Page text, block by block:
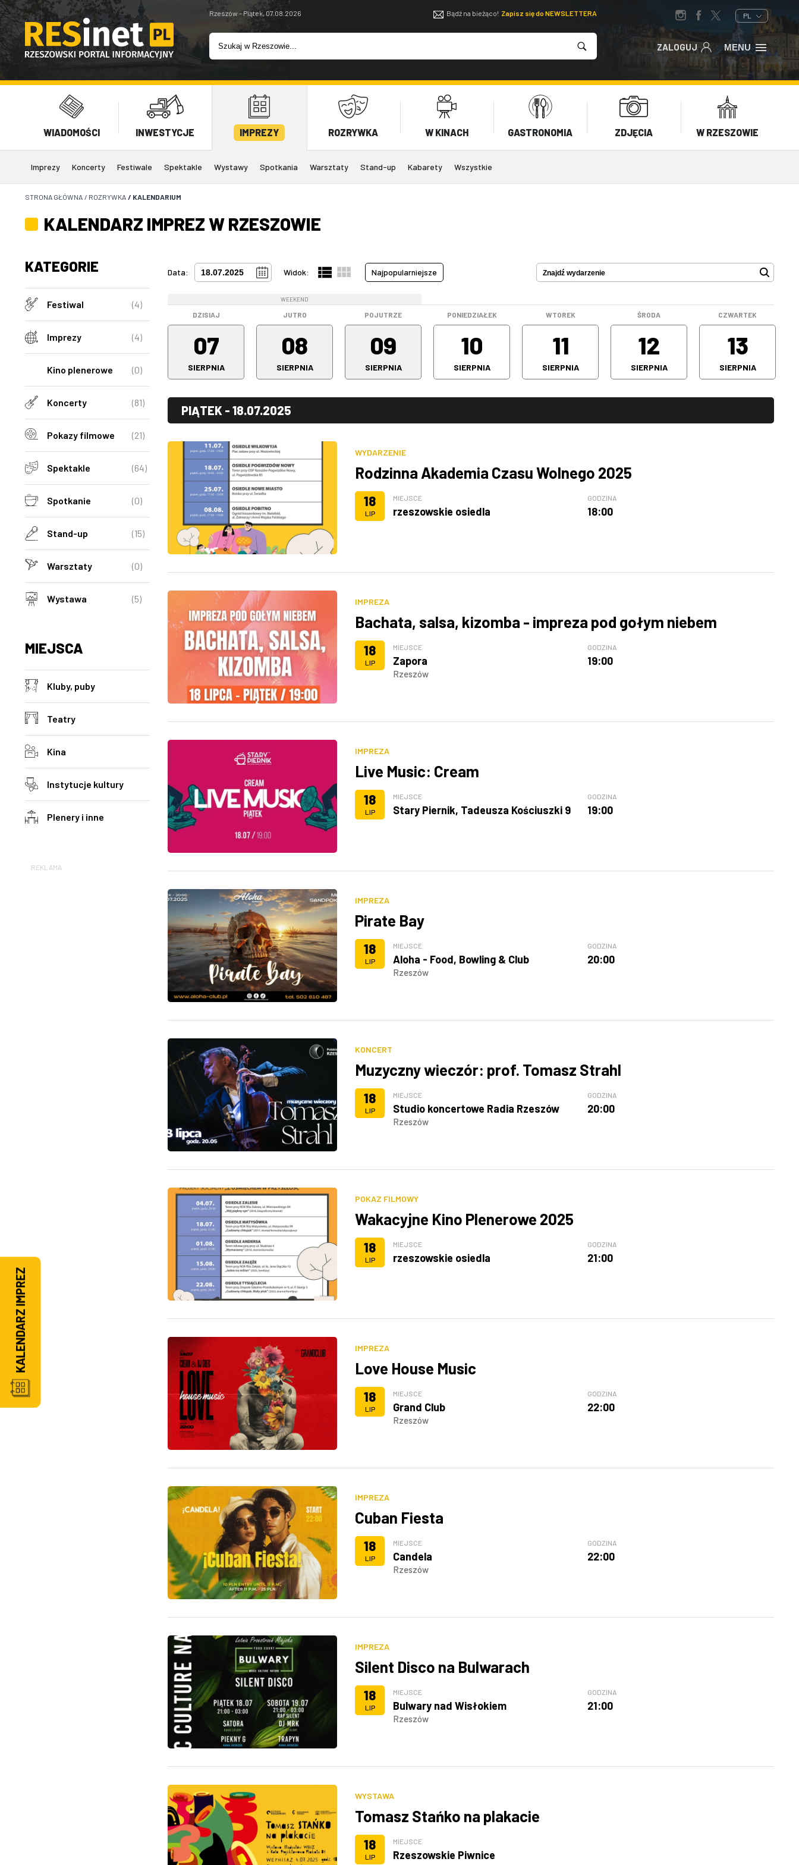
Rzeszów - Piątek, 07.08.2026 Bądź na bieżąco! Zapisz się do NEWSLETTERA PL
ZALOGUJ MENU
WIADOMOŚCI INWESTYCJE IMPREZY ROZRYWKA W KINACH GASTRONOMIA ZDJĘCIA W RZESZOWIE
Imprezy Koncerty Festiwale Spektakle Wystawy Spotkania Warsztaty Stand-up Kabarety Wszystkie
STRONA GŁÓWNA / ROZRYWKA / KALENDARIUM
KALENDARZ IMPREZ W RZESZOWIE
KATEGORIE
Festiwal (4)
Imprezy (4)
Kino plenerowe (0)
Koncerty (81)
Pokazy filmowe (21)
Spektakle (64)
Spotkanie (0)
Stand-up (15)
Warsztaty (0)
Wystawa (5)
MIEJSCA
Kluby, puby
Teatry
Kina
Instytucje kultury
Plenery i inne
REKLAMA
Data: Widok: Najpopularniejsze
DZISIAJ
07
SIERPNIA
WEEKEND
JUTRO
08
SIERPNIA
POJUTRZE
09
SIERPNIA
PONIEDZIAŁEK
10
SIERPNIA
WTOREK
11
SIERPNIA
ŚRODA
12
SIERPNIA
CZWARTEK
13
SIERPNIA
PIĄTEK - 18.07.2025
WYDARZENIE
Rodzinna Akademia Czasu Wolnego 2025
18
LIP
MIEJSCE
rzeszowskie osiedla
GODZINA
18:00
IMPREZA
Bachata, salsa, kizomba - impreza pod gołym niebem
18
LIP
MIEJSCE
Zapora
Rzeszów
GODZINA
19:00
IMPREZA
Live Music: Cream
18
LIP
MIEJSCE
Stary Piernik, Tadeusza Kościuszki 9
GODZINA
19:00
IMPREZA
Pirate Bay
18
LIP
MIEJSCE
Aloha - Food, Bowling & Club
Rzeszów
GODZINA
20:00
KONCERT
Muzyczny wieczór: prof. Tomasz Strahl
18
LIP
MIEJSCE
Studio koncertowe Radia Rzeszów
Rzeszów
GODZINA
20:00
POKAZ FILMOWY
Wakacyjne Kino Plenerowe 2025
18
LIP
MIEJSCE
rzeszowskie osiedla
GODZINA
21:00
IMPREZA
Love House Music
18
LIP
MIEJSCE
Grand Club
Rzeszów
GODZINA
22:00
IMPREZA
Cuban Fiesta
18
LIP
MIEJSCE
Candela
Rzeszów
GODZINA
22:00
IMPREZA
Silent Disco na Bulwarach
18
LIP
MIEJSCE
Bulwary nad Wisłokiem
Rzeszów
GODZINA
21:00
WYSTAWA
Tomasz Stańko na plakacie
18
LIP
MIEJSCE
Rzeszowskie Piwnice
KALENDARZ IMPREZ